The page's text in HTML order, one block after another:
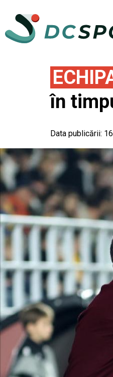
în
Data publicării: